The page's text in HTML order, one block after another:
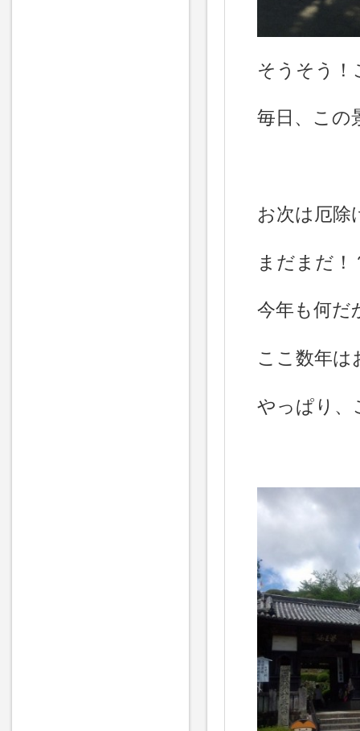
そうそう！
毎日、こ
お次は厄除
まだまだ
今年も何だ
ここ数年は
やっぱり、